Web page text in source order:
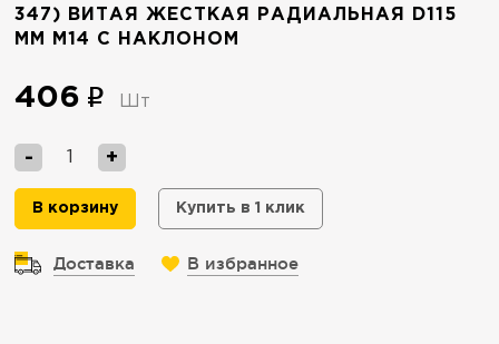
347) ВИТАЯ ЖЕСТКАЯ РАДИАЛЬНАЯ D115
ММ M14 С НАКЛОНОМ
406 Шт
- +
В корзину Купить в 1 клик
Доставка В избранное